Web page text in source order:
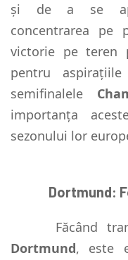
și de a se
concentrarea pe
victorie pe teren
pentru aspirațiile
semifinalele
importanța
sezonului lor
Dortmund:
Făcând
Dortmund, este